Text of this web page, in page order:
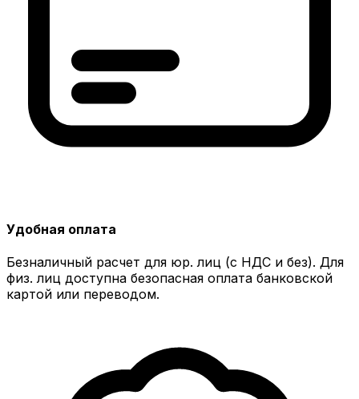
Удобная оплата
Безналичный расчет для юр. лиц (с НДС и без). Для
физ. лиц доступна безопасная оплата банковской
картой или переводом.